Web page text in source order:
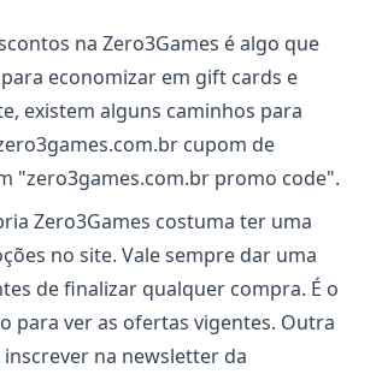
na Zero3Games é algo que
economizar em gift cards e
existem alguns caminhos para
cupom de
"zero3games.com.br promo code".
Zero3Games costuma ter uma
no site. Vale sempre dar uma
de finalizar qualquer compra. É o
para ver as ofertas vigentes. Outra
na newsletter da